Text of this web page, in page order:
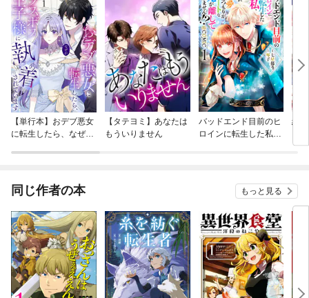
【単行本】おデブ悪女
に転生したら、なぜか
【タテヨミ】あなたは
もういりません
バッドエンド目前のヒ
ロインに転生した私、
結
同じ作者の本 もっと見る